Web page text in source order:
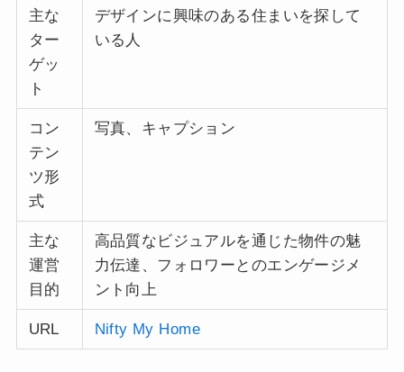
主な
ター
ゲッ
ト
デザインに興味のある住まいを探して
いる人
コン
テン
ツ形
式
写真、キャプション
主な
運営
目的
高品質なビジュアルを通じた物件の魅
力伝達、フォロワーとのエンゲージメ
ント向上
URL Nifty My Home